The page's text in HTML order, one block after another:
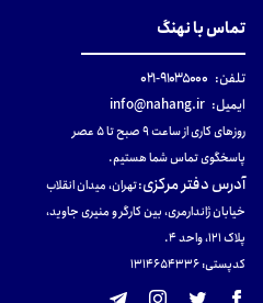
تماس با نهنگ
تلفن: ۹۱۰۳۵۰۰۰-۰۲۱
ایمیل: info@nahang.ir
روزهای کاری از ساعت ۹ صبح تا ۵ عصر
پاسخگوی تماس شما هستیم.
آدرس دفتر مرکزی:تهران، میدان انقلاب
خیابان ژاندارمری، بین کارگر و منیری جاوید،
پلاک 121، واحد ۴.
کدپستی: 131465433۶